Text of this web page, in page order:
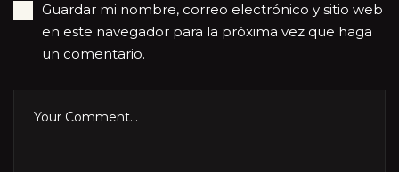
Guardar mi nombre, correo electrónico y sitio web
en este navegador para la próxima vez que haga
un comentario.